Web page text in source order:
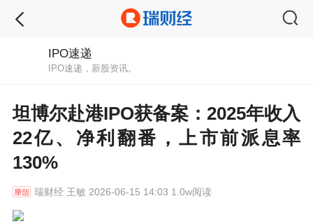
IPO速递
IPO速递，新股资讯。
坦博尔赴港IPO获备案：2025年收入
22亿、净利翻番，上市前派息率
130%
瑞财经王敏 2026-06-15 14:03 1.0w阅读